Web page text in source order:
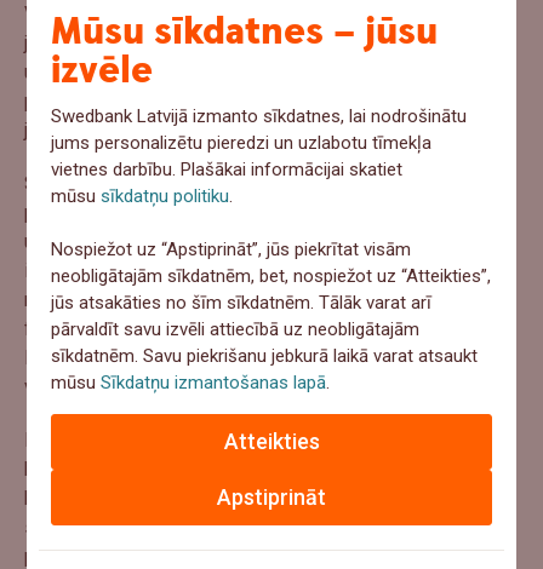
Visām Igaunijā, Latvijā un Lietuvā reģistrētajām
juridiskajām personām, tostarp kolektīvo ieguldījumu
uzņēmumiem, ir pienākums iegūt, atjaunināt un glabāt
precīzu informāciju par saviem faktiskajiem īpašniekiem
jeb patiesajiem labuma guvējiem.
Saistības nodrošināt publisku piekļuvi datiem par
patiesajiem labuma guvējiem jeb Baltijas valstīs reģistrēto
uzņēmumu īpašniekiem bija neatņemama ES Noziedzīgi
iegūtu līdzekļu legalizācijas un terorisma finansēšanas
novēršanas (NILLN) direktīvas sastāvdaļa, lai nepieļautu
finanšu sistēmas izmantošanu nelikumīgi iegūtu līdzekļu
legalizēšanai vai teroristu finansēšanai. Tā bija jāiestrādā
valsts tiesību aktos.
Ir ārkārtīgi svarīgi nodrošināt patiesā labuma guvēja datu
kvalitāti un pieejamību, jo bez tiem ir grūti operatīvi atklāt
karteļus vai atmaskot politiķus un viņu radiniekus, kas
slēpjas aiz uzņēmumiem vai dārgiem nekustamā īpašuma
pirkumiem.
Mūsu sīkdatnes – jūsu
izvēle
Swedbank Latvijā izmanto sīkdatnes, lai nodrošinātu
jums personalizētu pieredzi un uzlabotu tīmekļa
vietnes darbību. Plašākai informācijai skatiet
mūsusīkdatņu politiku
Nospiežot uz “Apstiprināt”, jūs piekrītat visām
neobligātajām sīkdatnēm, bet, nospiežot uz “Atteikties”,
jūs atsakāties no šīm sīkdatnēm. Tālāk varat arī
pārvaldīt savu izvēli attiecībā uz neobligātajām
sīkdatnēm. Savu piekrišanu jebkurā laikā varat atsaukt
mūsuSīkdatņu izmantošanas lapā
Apstiprināt
Atteikties